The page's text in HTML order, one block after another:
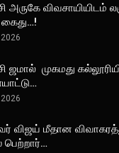
அருகே விவசாயியிடம்
ஜமால் முகமது
விஜய் மீதான
பெற்றார்…